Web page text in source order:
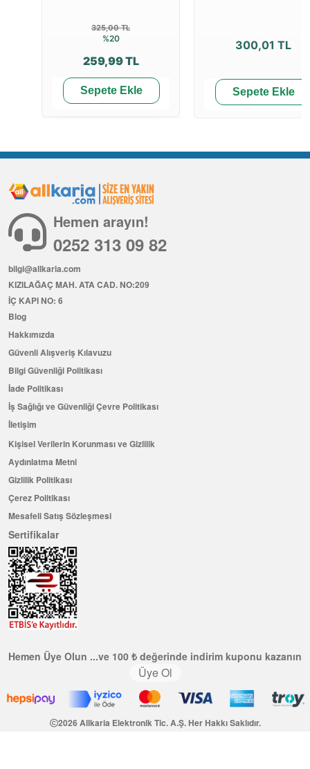
325,00 TL
%20
259,99 TL
Sepete Ekle
300,01 TL
Sepete Ekle
Hemen arayın!
0252 313 09 82
bilgi@allkaria.com
KIZILAĞAÇ MAH. ATA CAD. NO:209
İÇ KAPI NO: 6
Blog
Hakkımızda
Güvenli Alışveriş Kılavuzu
Bilgi Güvenliği Politikası
İade Politikası
İş Sağlığı ve Güvenliği Çevre Politikası
İletişim
Kişisel Verilerin Korunması ve Gizlilik
Aydınlatma Metni
Gizlilik Politikası
Çerez Politikası
Mesafeli Satış Sözleşmesi
Sertifikalar
Hemen Üye Olun ...ve 100 ₺ değerinde indirim kuponu kazanın
Üye Ol
2026 Allkaria Elektronik Tic. A.Ş. Her Hakkı Saklıdır.